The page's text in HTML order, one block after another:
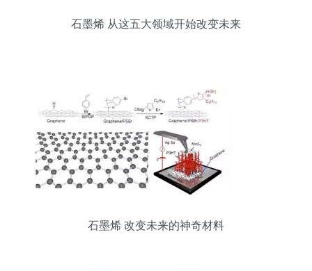
石墨烯 从这五大领域开始改变未来
石墨烯 改变未来的神奇材料